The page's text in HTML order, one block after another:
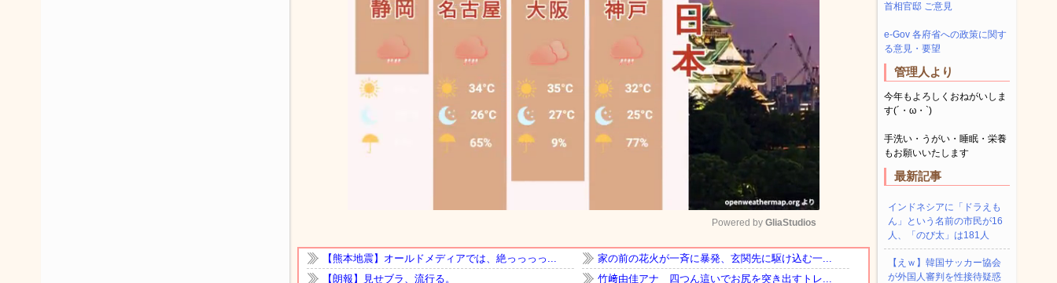
Mute
Powered by GliaStudios
首相官邸 ご意見
e-Gov 各府省への政策に関す
る意見・要望
管理人より
今年もよろしくおねがいしま
す(´・ω・`)
手洗い・うがい・睡眠・栄養
もお願いいたします
最新記事
インドネシアに「ドラえも
ん」という名前の市民が16
人、「のび太」は181人
【えｗ】韓国サッカー協会
が外国人審判を性接待疑惑